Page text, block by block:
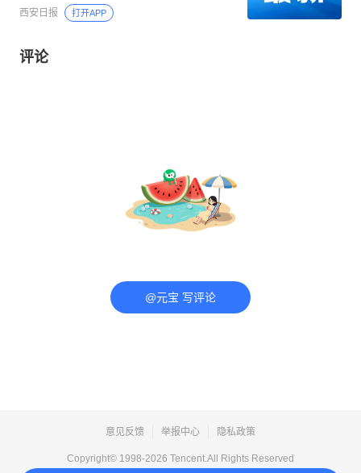
西安日报 打开APP
评论
@元宝 写评论
意见反馈 举报中心 隐私政策
Copyright© 1998-2026 Tencent.All Rights Reserved